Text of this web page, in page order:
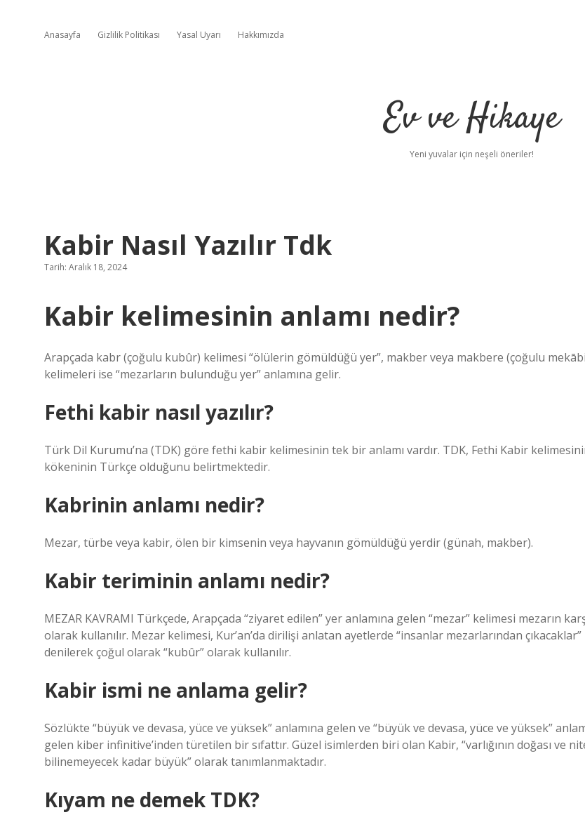
Anasayfa Gizlilik Politikası Yasal Uyarı Hakkımızda
Ev ve Hikaye
Yeni yuvalar için neşeli öneriler!
Kabir Nasıl Yazılır Tdk
Tarih: Aralık 18, 2024
Kabir kelimesinin anlamı nedir?
Arapçada kabr (çoğulu kubûr) kelimesi “ölülerin gömüldüğü yer”, makber veya makbere (çoğulu
kelimeleri ise “mezarların bulunduğu yer” anlamına gelir.
Fethi kabir nasıl yazılır?
Türk Dil Kurumu’na (TDK) göre fethi kabir kelimesinin tek bir anlamı vardır. TDK, Fethi Kabir
kökeninin Türkçe olduğunu belirtmektedir.
Kabrinin anlamı nedir?
Mezar, türbe veya kabir, ölen bir kimsenin veya hayvanın gömüldüğü yerdir (günah, makber).
Kabir teriminin anlamı nedir?
MEZAR KAVRAMI Türkçede, Arapçada “ziyaret edilen” yer anlamına gelen “mezar” kelimesi mezarın
olarak kullanılır. Mezar kelimesi, Kur’an’da dirilişi anlatan ayetlerde “insanlar mezarlarından çıkacaklar”
denilerek çoğul olarak “kubûr” olarak kullanılır.
Kabir ismi ne anlama gelir?
Sözlükte “büyük ve devasa, yüce ve yüksek” anlamına gelen ve “büyük ve devasa, yüce ve yüksek”
gelen kiber infinitive’inden türetilen bir sıfattır. Güzel isimlerden biri olan Kabir, “varlığının doğası ve
bilinemeyecek kadar büyük” olarak tanımlanmaktadır.
Kıyam ne demek TDK?